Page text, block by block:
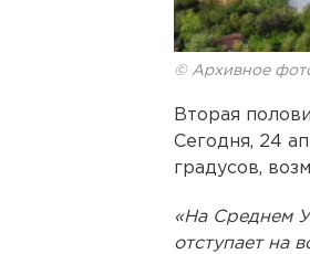
© Архивное
Вторая
Сегодня, 24
градусов,
«На Среднем
отступает на